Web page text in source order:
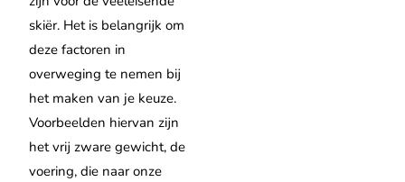
skiër. Het is belangrijk om
deze factoren in
overweging te nemen bij
het maken van je keuze.
Voorbeelden hiervan zijn
het vrij zware gewicht, de
voering, die naar onze